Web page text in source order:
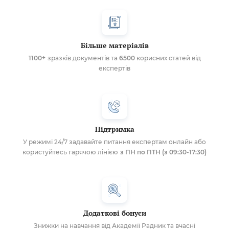
Більше матеріалів
1100+ зразків документів та 6500корисних статей від
експертів
Підтримка
У режимі 24/7 задавайте питання експертам онлайн або
користуйтесь гарячою лінією з ПН по ПТН (з 09:30-17:30)
Додаткові бонуси
Знижки на навчання від Академії Радник та вчасні